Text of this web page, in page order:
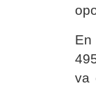
En
va